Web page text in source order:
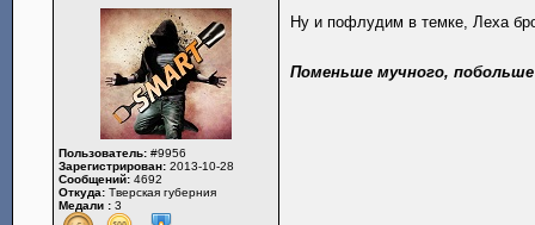
Пользователь: #9956
Зарегистрирован: 2013-10-28
Сообщений: 4692
Откуда: Тверская губерния
Медали : 3
Ну и пофлудим в темке, Леха
Поменьше мучного,